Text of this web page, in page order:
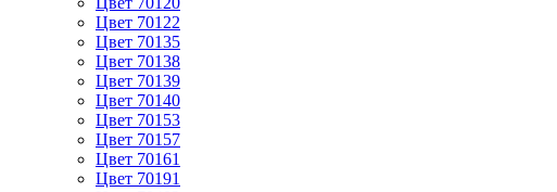
Цвет 70122
Цвет 70135
Цвет 70138
Цвет 70139
Цвет 70140
Цвет 70153
Цвет 70157
Цвет 70161
Цвет 70191